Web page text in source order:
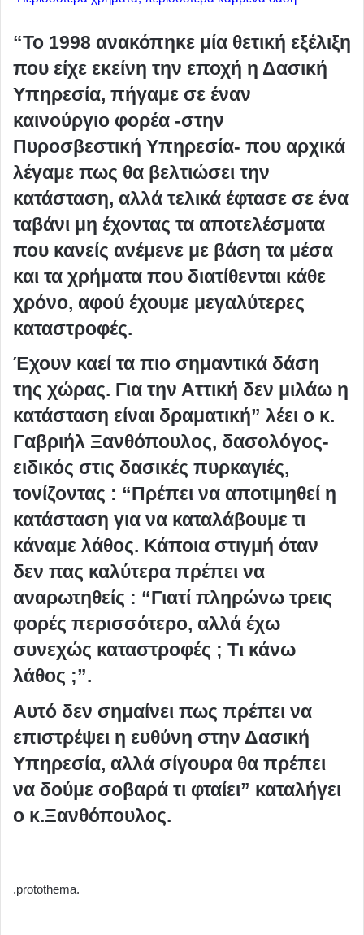
“Το 1998 ανακόπηκε μία θετική εξέλιξη
που είχε εκείνη την εποχή η Δασική
Υπηρεσία, πήγαμε σε έναν
καινούργιο φορέα -στην
Πυροσβεστική Υπηρεσία- που αρχικά
λέγαμε πως θα βελτιώσει την
κατάσταση, αλλά τελικά έφτασε σε ένα
ταβάνι μη έχοντας τα αποτελέσματα
που κανείς ανέμενε με βάση τα μέσα
και τα χρήματα που διατίθενται κάθε
χρόνο, αφού έχουμε μεγαλύτερες
καταστροφές.
Έχουν καεί τα πιο σημαντικά δάση
της χώρας. Για την Αττική δεν μιλάω η
κατάσταση είναι δραματική” λέει ο κ.
Γαβριήλ Ξανθόπουλος, δασολόγος-
ειδικός στις δασικές πυρκαγιές,
τονίζοντας : “Πρέπει να αποτιμηθεί η
κατάσταση για να καταλάβουμε τι
κάναμε λάθος. Κάποια στιγμή όταν
δεν πας καλύτερα πρέπει να
αναρωτηθείς : “Γιατί πληρώνω τρεις
φορές περισσότερο, αλλά έχω
συνεχώς καταστροφές ; Τι κάνω
λάθος ;”.
Αυτό δεν σημαίνει πως πρέπει να
επιστρέψει η ευθύνη στην Δασική
Υπηρεσία, αλλά σίγουρα θα πρέπει
να δούμε σοβαρά τι φταίει” καταλήγει
ο κ.Ξανθόπουλος.
.protothema.